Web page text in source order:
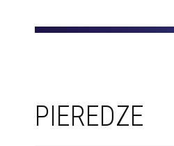
PIEREDZE